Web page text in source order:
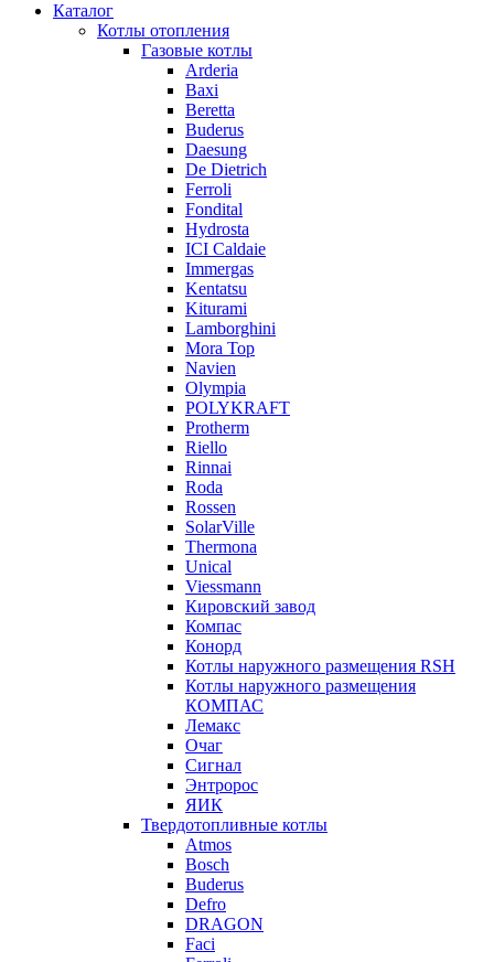
Каталог
Котлы отопления
Газовые котлы
Arderia
Baxi
Beretta
Buderus
Daesung
De Dietrich
Ferroli
Fondital
Hydrosta
ICI Caldaie
Immergas
Kentatsu
Kiturami
Lamborghini
Mora Top
Navien
Olympia
POLYKRAFT
Protherm
Riello
Rinnai
Roda
Rossen
SolarVille
Thermona
Unical
Viessmann
Кировский завод
Компас
Конорд
Котлы наружного размещения RSH
Котлы наружного размещения
КОМПАС
Лемакс
Очаг
Сигнал
Энтророс
ЯИК
Твердотопливные котлы
Atmos
Bosch
Buderus
Defro
DRAGON
Faci